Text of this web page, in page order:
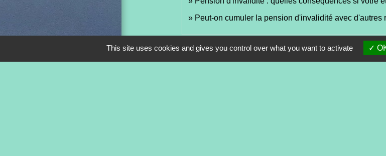
Peut-on cumuler la pension d'invalidité avec d'autres
This site uses cookies and gives you control over what you want to activate